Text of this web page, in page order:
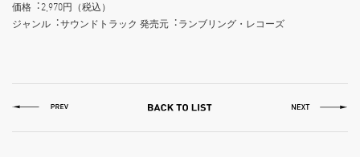
価格︓2,970円（税込）
ジャンル︓サウンドトラック 発売元︓ランブリング・レコーズ